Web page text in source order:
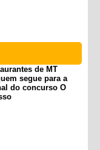
de MT
segue para a
do concurso O